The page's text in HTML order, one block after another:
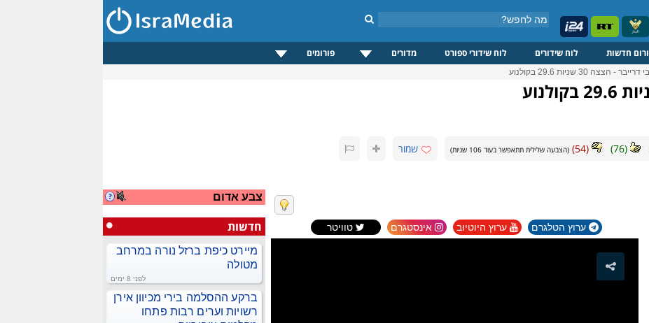
חדשות לוח שידורים לוח שידורי ספורט מדורים פורומים
- הצצה 30 שניות 29.6 בקולנוע
(
76
)
(
54
) (הצבעה שלילית תתאפשר בעוד 106 שניות) שמור
צבע אדום
חדשות
מיירט כיפת ברזל נורה במרחב
מטולה
לפני 8 ימים
ברקע ההסלמה בירי מכיוון אירן
רשויות וערים רבות פתחו
ערוץ הטלגרם ערוץ היוטיוב אינסטגרם טוויטר